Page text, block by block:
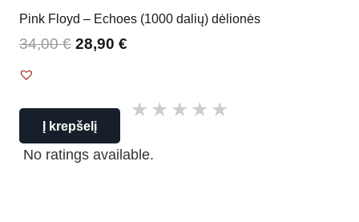
Pink Floyd – Echoes (1000 dalių) dėlionės
34,00€ 28,90 €
Į krepšelį
No ratings available.